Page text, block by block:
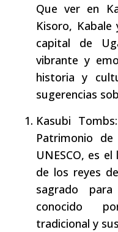
Que ver en
Kisoro, Kabale
capital de
vibrante y
historia y
sugerencias
Kasubi
Patrimonio
UNESCO, es
de los reyes
sagrado
conocido
tradicional y